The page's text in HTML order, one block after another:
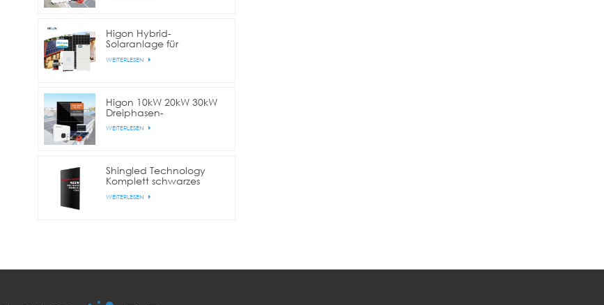
Higon Hybrid-
Solaranlage für
20 kW und 30 kW
WEITERLESEN
Higon 10kW 20kW 30kW
Dreiphasen-
Netzgekoppelte
Solaranlage für
WEITERLESEN
Shingled Technology
Komplett schwarzes
Solarpanel für Zuhause
WEITERLESEN